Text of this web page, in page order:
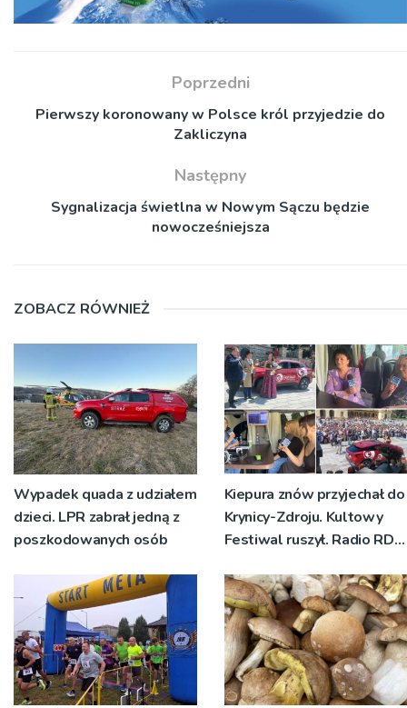
Poprzedni
Pierwszy koronowany w Polsce król przyjedzie do
Zakliczyna
Następny
Sygnalizacja świetlna w Nowym Sączu będzie
nowocześniejsza
ZOBACZ RÓWNIEŻ
Wypadek quada z udziałem
dzieci. LPR zabrał jedną z
poszkodowanych osób
Kiepura znów przyjechał do
Krynicy-Zdroju. Kultowy
Festiwal ruszył. Radio RDN
żywo [ZDJĘCIA]